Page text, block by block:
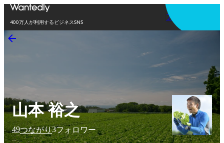
400万人が利用するビジネスSNS
アプリを使う
山本 裕之
49つながり3フォロワー